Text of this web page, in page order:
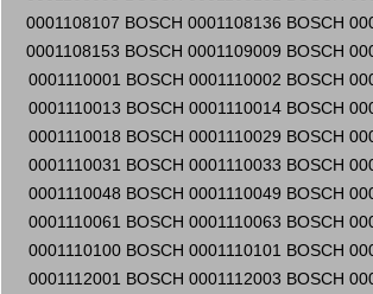
0001108107 BOSCH 0001108136 BOSCH
0001108153 BOSCH 0001109009 BOSCH
0001110001 BOSCH 0001110002 BOSCH
0001110013 BOSCH 0001110014 BOSCH
0001110018 BOSCH 0001110029 BOSCH
0001110031 BOSCH 0001110033 BOSCH
0001110048 BOSCH 0001110049 BOSCH
0001110061 BOSCH 0001110063 BOSCH
0001110100 BOSCH 0001110101 BOSCH
0001112001 BOSCH 0001112003 BOSCH